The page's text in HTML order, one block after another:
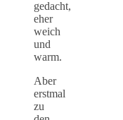
gedacht,
eher
weich
und
warm.
Aber
erstmal
zu